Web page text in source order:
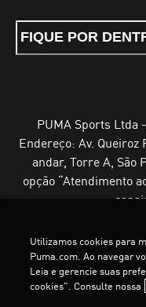
FIQUE POR
PUMA Sports Ltda
Endereço: Av. Queiroz
andar, Torre A, São
opção “Atendimento
Termos e Condições de Uso
Configurador de cookies
Utilizamos cookies para
Puma.com. Ao navegar
Leia e gerencie suas
cookies". Consulte nossa